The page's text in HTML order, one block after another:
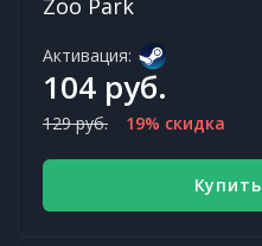
Активация:
104 руб.
129 руб. 19% скидка
Купить